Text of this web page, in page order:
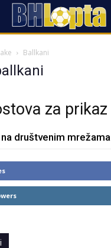
Ballkani
za prikaz
društvenim mrežama